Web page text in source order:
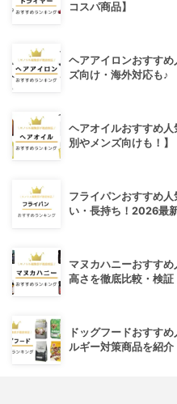
コスパ商品】
ヘアアイロンおすす
ズ向け・海外対応も♪
ヘアオイルおすすめ
別やメンズ向けも！】
フライパンおすすめ
い・長持ち！2026最新
マヌカハニーおすす
高さを徹底比較・検証
ドッグフードおすす
ルギー対策商品を紹介